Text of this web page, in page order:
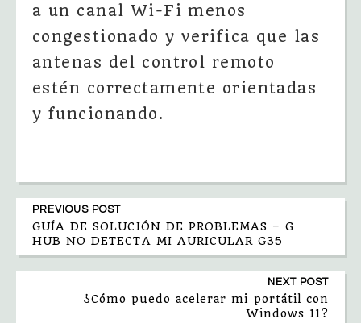
a un canal Wi-Fi menos
congestionado y verifica que las
antenas del control remoto
estén correctamente orientadas
y funcionando.
PREVIOUS POST
GUÍA DE SOLUCIÓN DE PROBLEMAS – G
HUB NO DETECTA MI AURICULAR G35
NEXT POST
¿Cómo puedo acelerar mi portátil con
Windows 11?